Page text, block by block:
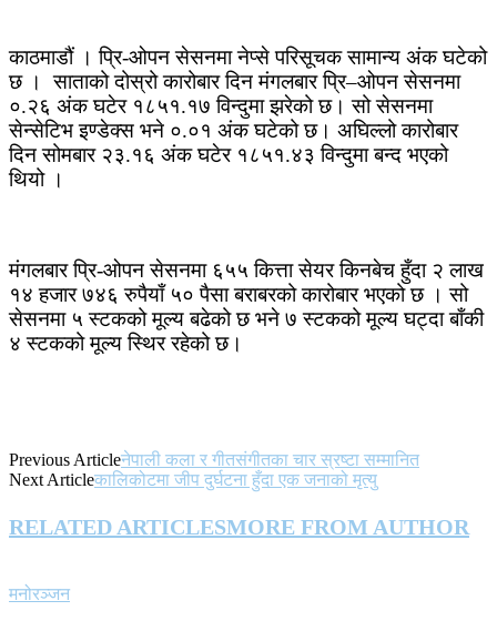
काठमाडौं । प्रि-ओपन सेसनमा नेप्से परिसूचक सामान्य अंक घटेको
छ । साताको दोस्रो कारोबार दिन मंगलबार प्रि–ओपन सेसनमा
०.२६ अंक घटेर १८५१.१७ विन्दुमा झरेको छ। सो सेसनमा
सेन्सेटिभ इण्डेक्स भने ०.०१ अंक घटेको छ। अघिल्लो कारोबार
दिन सोमबार २३.१६ अंक घटेर १८५१.४३ विन्दुमा बन्द भएको
थियो ।
मंगलबार प्रि-ओपन सेसनमा ६५५ कित्ता सेयर किनबेच हुँदा २ लाख
१४ हजार ७४६ रुपैयाँ ५० पैसा बराबरको कारोबार भएको छ । सो
सेसनमा ५ स्टकको मूल्य बढेको छ भने ७ स्टकको मूल्य घट्दा बाँकी
४ स्टकको मूल्य स्थिर रहेको छ।
Previous Articleनेपाली कला र गीतसंगीतका चार स्रष्टा सम्मानित
Next Articleकालिकोटमा जीप दुर्घटना हुँदा एक जनाको मृत्यु
RELATED ARTICLESMORE FROM AUTHOR
मनोरञ्जन